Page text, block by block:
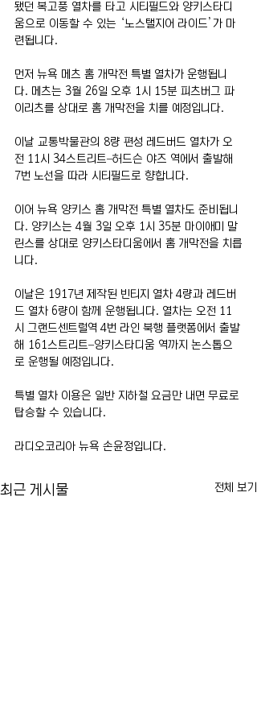
됐던 복고풍 열차를 타고 시티필드와 양키스타디
움으로 이동할 수 있는 ‘노스탤지어 라이드’가 마
련됩니다.
먼저 뉴욕 메츠 홈 개막전 특별 열차가 운행됩니
다. 메츠는 3월 26일 오후 1시 15분 피츠버그 파
이리츠를 상대로 홈 개막전을 치를 예정입니다.
이날 교통박물관의 8량 편성 레드버드 열차가 오
전 11시 34스트리트–허드슨 야즈 역에서 출발해
7번 노선을 따라 시티필드로 향합니다.
이어 뉴욕 양키스 홈 개막전 특별 열차도 준비됩니
다. 양키스는 4월 3일 오후 1시 35분 마이애미 말
린스를 상대로 양키스타디움에서 홈 개막전을 치릅
니다.
이날은 1917년 제작된 빈티지 열차 4량과 레드버
드 열차 6량이 함께 운행됩니다. 열차는 오전 11
시 그랜드센트럴역 4번 라인 북행 플랫폼에서 출발
해 161스트리트–양키스타디움 역까지 논스톱으
로 운행될 예정입니다.
특별 열차 이용은 일반 지하철 요금만 내면 무료로
탑승할 수 있습니다.
라디오코리아 뉴욕 손윤정입니다.
최근 게시물 전체 보기